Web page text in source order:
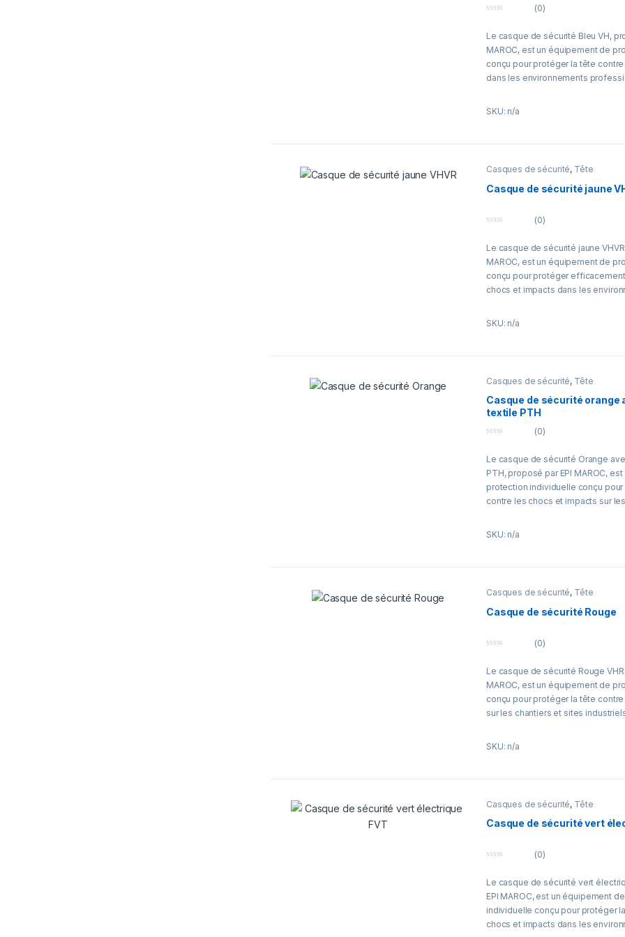
compatible avec divers
fournit des casques conformes
sécurité pour assurer la
u
t
o
f
5
(0)
Le casque de sécurité Bleu VH,
MAROC, est un équipement de
conçu pour protéger la tête
dans les environnements
équipes sur les chantiers et sites
Conçu pour un port prolongé, il
et compatibilité avec plusieurs
jugulaire, visière, protection
durables répondant aux besoins
SKU: n/a
Casques de sécurité, Tête
Casque de sécurité jaune
u
o
f
5
(0)
Le casque de sécurité jaune
MAROC, est un équipement de
conçu pour protéger
chocs et impacts dans les
Sa couleur jaune haute visibilité
du BTP, de l’industrie, de la
extérieurs.
compatibilité avec divers
casque. EPI MAROC propose
performants pour assurer la
professionnels.
SKU: n/a
Casques de sécurité, Tête
Casque de sécurité orange
textile PTH
u
t
o
f
5
(0)
Le casque de sécurité Orange
PTH, proposé par EPI MAROC,
protection individuelle conçu
contre les chocs et impacts sur
Équipé d’une suspension textile,
dans les zones à risques.
Adapté aux secteurs du BTP, de
est compatible avec plusieurs
casque. EPI MAROC propose des
durables pour assurer la sécurité
professionnels.
SKU: n/a
Casques de sécurité, Tête
Casque de sécurité Rouge
u
o
f
5
(0)
Le casque de sécurité Rouge
MAROC, est un équipement de
conçu pour protéger la tête
sur les chantiers et sites
porteur, notamment pour les
Conçu pour un port prolongé, il
compatibilité avec divers
casque. EPI MAROC propose des
SKU: n/a
Casques de sécurité, Tête
Casque de sécurité vert
u
t
o
f
5
(0)
Le casque de sécurité vert
EPI MAROC, est un équipement
individuelle conçu pour protéger
chocs et impacts dans les